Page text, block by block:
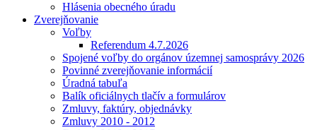
Hlásenia obecného úradu
Zverejňovanie
Voľby
Referendum 4.7.2026
Spojené voľby do orgánov územnej samosprávy 2026
Povinné zverejňovanie informácií
Úradná tabuľa
Balík oficiálnych tlačív a formulárov
Zmluvy, faktúry, objednávky
Zmluvy 2010 - 2012